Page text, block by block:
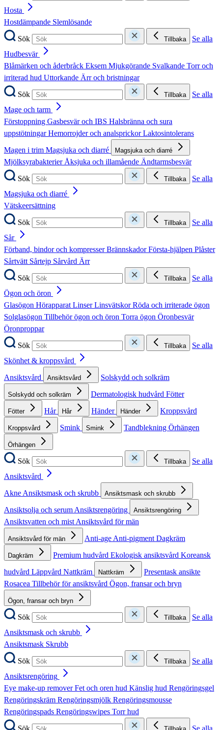
Hosta
Hostdämpande Slemlösande
Sök
Tillbaka
Se alla
Hudbesvär
Blåmärken och åderbråck Eksem Mjukgörande Svalkande Torr och
irriterad hud Uttorkande Ärr och bristningar
Sök
Tillbaka
Se alla
Mage och tarm
Förstoppning Gasbesvär och IBS Halsbränna och sura
uppstötningarHemorrojder och analsprickorLaktosintolerans
Magen i trim Magsjuka och diarré Magsjuka och diarré
MjölksyrabakterierÅksjuka och illamående Ändtarmsbesvär
Sök
Tillbaka
Se alla
Magsjuka och diarré
Vätskeersättning
Sök
Tillbaka
Se alla
Sår
Förband, bindor och kompresserBrännskadorFörsta-hjälpen Plåster
Sårtvätt Sårtejp Sårvård Ärr
Sök
Tillbaka
Se alla
Ögon och öron
Glasögon HörapparatLinserLinsvätskorRöda och irriterade ögon
Solglasögon Tillbehör ögon och öron Torra ögon Öronbesvär
Öronproppar
Sök
Tillbaka
Se alla
Skönhet & kroppsvård
Ansiktsvård
Ansiktsvård Solskydd och solkräm
Solskydd och solkräm Dermatologisk hudvård Fötter
Fötter Hår Hår Händer Händer Kroppsvård
Kroppsvård Smink Smink Tandblekning Örhängen
Örhängen
Sök Tillbaka
Se alla
Ansiktsvård
AkneAnsiktsmask och skrubb Ansiktsmask och skrubb
Ansiktsolja och serumAnsiktsrengöring Ansiktsrengöring
Ansiktsvatten och mistAnsiktsvård för män
Ansiktsvård för män Anti-ageAnti-pigmentDagkräm
Dagkräm Premium hudvård Ekologisk ansiktsvård Koreansk
hudvård Läppvård Nattkräm Nattkräm
Presentask ansikte
Rosacea Tillbehör för ansiktsvård Ögon, fransar och bryn
Ögon, fransar och bryn
Sök Tillbaka
Se alla
Ansiktsmask och skrubb
Ansiktsmask Skrubb
Sök
Tillbaka
Se alla
Ansiktsrengöring
Eye make-up removerFet och oren hud Känslig hud Rengöringsgel
Rengöringskräm Rengöringsmjölk Rengöringsmousse
Rengöringspads Rengöringswipes Torr hud